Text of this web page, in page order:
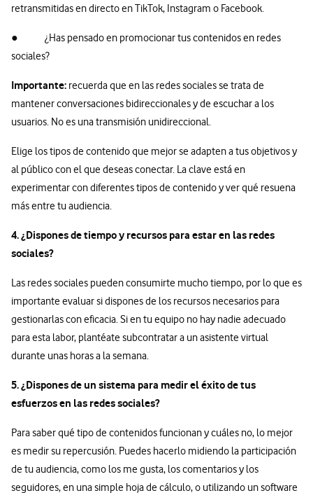
retransmitidas en directo en TikTok, Instagram o Facebook.
● ¿Has pensado en promocionar tus contenidos en redes
sociales?
Importante: recuerda que en las redes sociales se trata de
mantener conversaciones bidireccionales y de escuchar a los
usuarios. No es una transmisión unidireccional.
Elige los tipos de contenido que mejor se adapten a tus objetivos y
al público con el que deseas conectar. La clave está en
experimentar con diferentes tipos de contenido y ver qué resuena
más entre tu audiencia.
4. ¿Dispones de tiempo y recursos para estar en las redes
sociales?
Las redes sociales pueden consumirte mucho tiempo, por lo que es
importante evaluar si dispones de los recursos necesarios para
gestionarlas con eficacia. Si en tu equipo no hay nadie adecuado
para esta labor, plantéate subcontratar a un asistente virtual
durante unas horas a la semana.
5. ¿Dispones de un sistema para medir el éxito de tus
esfuerzos en las redes sociales?
Para saber qué tipo de contenidos funcionan y cuáles no, lo mejor
es medir su repercusión. Puedes hacerlo midiendo la participación
de tu audiencia, como los me gusta, los comentarios y los
seguidores, en una simple hoja de cálculo, o utilizando un software